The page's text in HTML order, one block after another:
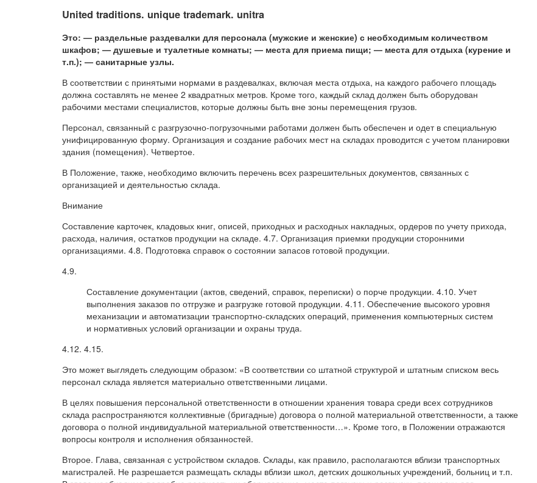
United traditions. unique tradеmark. unitra
Это: — раздельные раздевалки для персонала (мужские и женские) с необходимым количеством
шкафов; — душевые и туалетные комнаты; — места для приема пищи; — места для отдыха (курение и
т.п.); — санитарные узлы.
В соответствии с принятыми нормами в раздевалках, включая места отдыха, на каждого рабочего площадь
должна составлять не менее 2 квадратных метров. Кроме того, каждый склад должен быть оборудован
рабочими местами специалистов, которые должны быть вне зоны перемещения грузов.
Персонал, связанный с разгрузочно-погрузочными работами должен быть обеспечен и одет в специальную
унифицированную форму. Организация и создание рабочих мест на складах проводится с учетом планировки
здания (помещения). Четвертое.
В Положение, также, необходимо включить перечень всех разрешительных документов, связанных с
организацией и деятельностью склада.
Внимание
Составление карточек, кладовых книг, описей, приходных и расходных накладных, ордеров по учету прихода,
расхода, наличия, остатков продукции на складе. 4.7. Организация приемки продукции сторонними
организациями. 4.8. Подготовка справок о состоянии запасов готовой продукции.
4.9.
Составление документации (актов, сведений, справок, переписки) о порче продукции. 4.10. Учет
выполнения заказов по отгрузке и разгрузке готовой продукции. 4.11. Обеспечение высокого уровня
механизации и автоматизации транспортно-складских операций, применения компьютерных систем
и нормативных условий организации и охраны труда.
4.12. 4.15.
Это может выглядеть следующим образом: «В соответствии со штатной структурой и штатным списком весь
персонал склада является материально ответственными лицами.
В целях повышения персональной ответственности в отношении хранения товара среди всех сотрудников
склада распространяются коллективные (бригадные) договора о полной материальной ответственности, а также
договора о полной индивидуальной материальной ответственности…». Кроме того, в Положении отражаются
вопросы контроля и исполнения обязанностей.
Второе. Глава, связанная с устройством складов. Склады, как правило, располагаются вблизи транспортных
магистралей. Не разрешается размещать склады вблизи школ, детских дошкольных учреждений, больниц и т.п.